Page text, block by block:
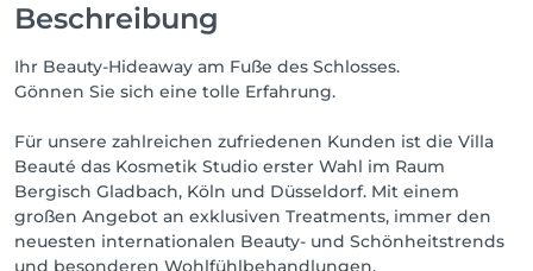
Beschreibung
Ihr Beauty-Hideaway am Fuße des Schlosses.
Gönnen Sie sich eine tolle Erfahrung.
Für unsere zahlreichen zufriedenen Kunden ist die Villa
Beauté das Kosmetik Studio erster Wahl im Raum
Bergisch Gladbach, Köln und Düsseldorf. Mit einem
großen Angebot an exklusiven Treatments, immer den
neuesten internationalen Beauty- und Schönheitstrends
und besonderen Wohlfühlbehandlungen.